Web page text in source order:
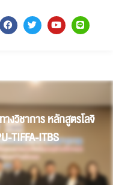
งวิชาการ หลักสูตรโลจิ
TIFFA-ITBS